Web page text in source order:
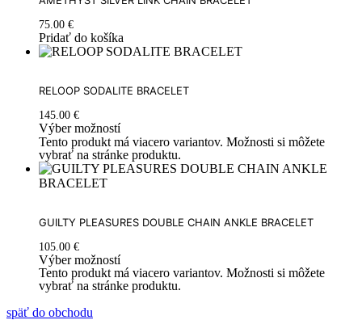
75.00 €
Pridať do košíka
RELOOP SODALITE BRACELET
145.00 €
Výber možností
Tento produkt má viacero variantov. Možnosti si môžete
vybrať na stránke produktu.
GUILTY PLEASURES DOUBLE CHAIN ANKLE BRACELET
105.00 €
Výber možností
Tento produkt má viacero variantov. Možnosti si môžete
vybrať na stránke produktu.
späť do obchodu